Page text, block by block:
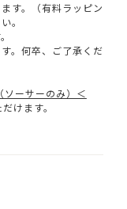
す。（有料ラッピン
。
。何卒、ご了承くだ
ソーサーのみ）＜
けます。